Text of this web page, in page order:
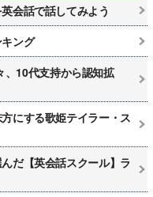
会話で話してみよう
ング
、10代支持から認知拡
にする歌姫テイラー・ス
だ【英会話スクール】ラ